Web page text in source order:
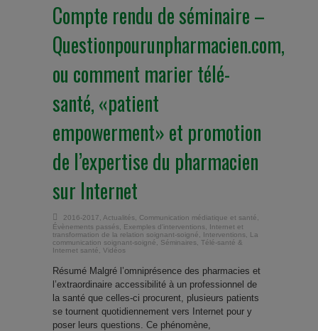
Compte rendu de séminaire –
Questionpourunpharmacien.com,
ou comment marier télé-
santé, «patient
empowerment» et promotion
de l’expertise du pharmacien
sur Internet
2016-2017 Actualités Communication médiatique et santé
Évènements passés
Exemples d'interventions
Internet et
transformation de la relation soignant-soigné
Interventions
La
communication soignant-soigné
Séminaires Télé-santé &
Internet santé
Vidéos
Résumé Malgré l’omniprésence des pharmacies et
l’extraordinaire accessibilité à un professionnel de
la santé que celles-ci procurent, plusieurs patients
se tournent quotidiennement vers Internet pour y
poser leurs questions. Ce phénomène,